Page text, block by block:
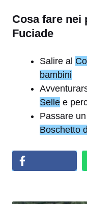
Cosa fare nei
Fuciade
Salire al
bambini
Selle e
Passare
Boschetto